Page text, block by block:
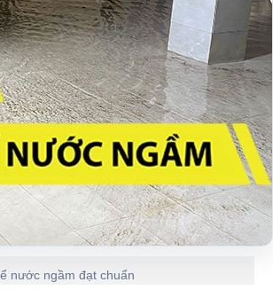
nước ngầm đạt chuẩn